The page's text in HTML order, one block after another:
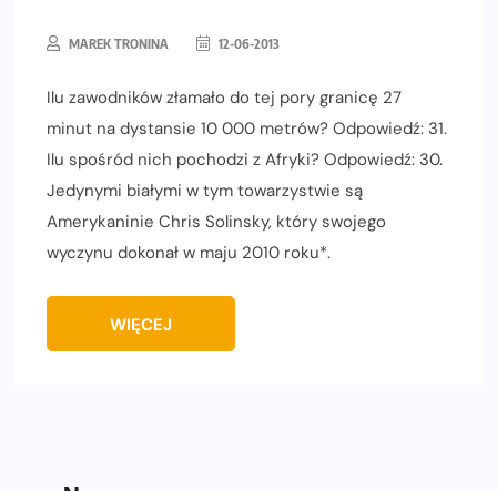
MAREK TRONINA 12-06-2013
Ilu zawodników złamało do tej pory granicę 27
minut na dystansie 10 000 metrów? Odpowiedź: 31.
Ilu spośród nich pochodzi z Afryki? Odpowiedź: 30.
Jedynymi białymi w tym towarzystwie są
Amerykaninie Chris Solinsky, który swojego
wyczynu dokonał w maju 2010 roku*.
WIĘCEJ